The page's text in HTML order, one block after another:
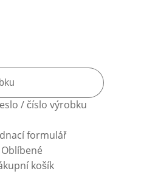
/ číslo výrobku
formulář
Oblíbené
košík